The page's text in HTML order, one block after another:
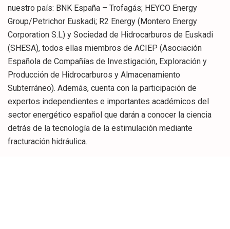
nuestro país: BNK España – Trofagás; HEYCO Energy
Group/Petrichor Euskadi; R2 Energy (Montero Energy
Corporation S.L) y Sociedad de Hidrocarburos de Euskadi
(SHESA), todos ellas miembros de ACIEP (Asociación
Española de Compañías de Investigación, Exploración y
Producción de Hidrocarburos y Almacenamiento
Subterráneo). Además, cuenta con la participación de
expertos independientes e importantes académicos del
sector energético español que darán a conocer la ciencia
detrás de la tecnología de la estimulación mediante
fracturación hidráulica.